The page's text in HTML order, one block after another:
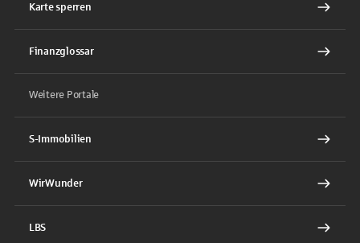
Karte sperren
Finanzglossar
Weitere Portale
S-Immobilien
WirWunder
LBS